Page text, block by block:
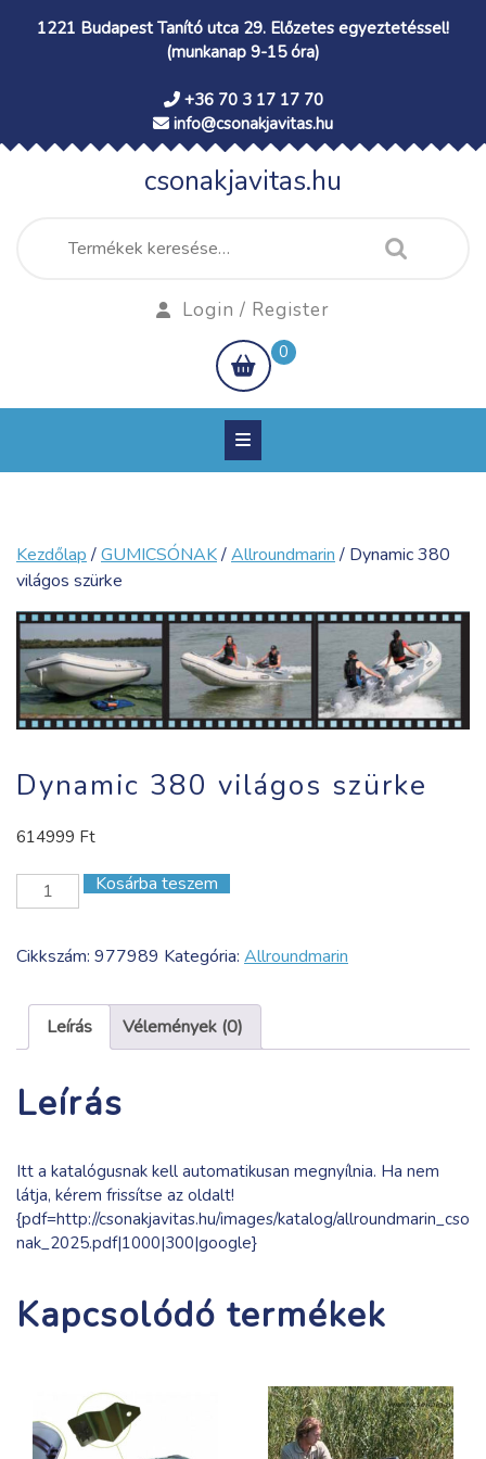
1221 Budapest Tanító utca 29. Előzetes egyeztetéssel!
(munkanap 9-15 óra)
+36 70 3 17 17 70
info@csonakjavitas.hu
csonakjavitas.hu
Keresés
a
Login / Register
shopping
cart
0
Kezdőlap/GUMICSÓNAK/Allroundmarin/ Dynamic 380
világos szürke
Dynamic 380 világos szürke
614999 Ft
Dynamic
380
szürke
Kosárba teszem
Cikkszám: 977989 Kategória: Allroundmarin
Leírás Vélemények (0)
Leírás
Itt a katalógusnak kell automatikusan megnyílnia. Ha nem
látja, kérem frissítse az oldalt!
{pdf=http://csonakjavitas.hu/images/katalog/allroundmarin_cso
nak_2025.pdf|1000|300|google}
Kapcsolódó termékek